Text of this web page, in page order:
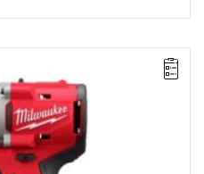
bezszczotkowa
mm, oferująca doskonały
Nm), z metalowym uchwytem
diodą LED i
M18™.
Redemption Classic,
akumulator za 2 zł.